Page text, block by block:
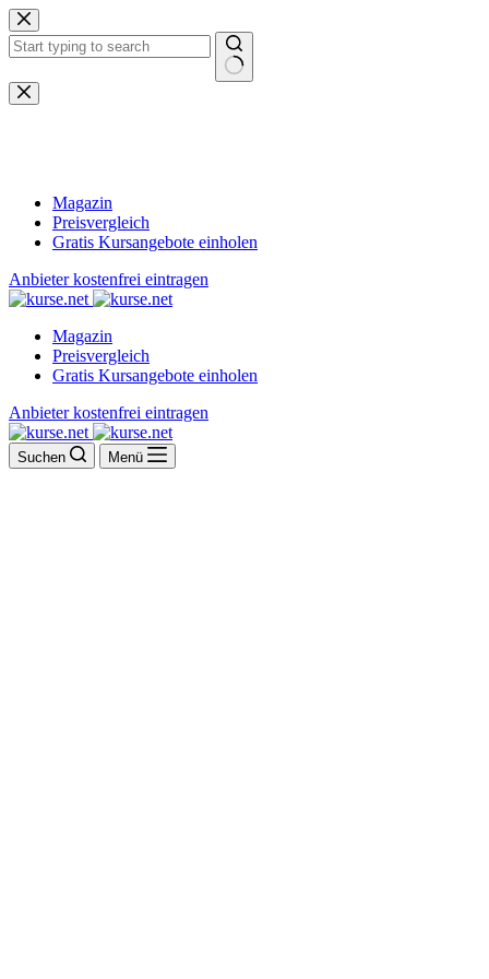
Zum
Inhalt
springen
Keine
Ergebnisse
Magazin
Preisvergleich
Gratis Kursangebote einholen
Anbieter kostenfrei eintragen
Magazin
Preisvergleich
Gratis Kursangebote einholen
Anbieter kostenfrei eintragen
Suchen Menü